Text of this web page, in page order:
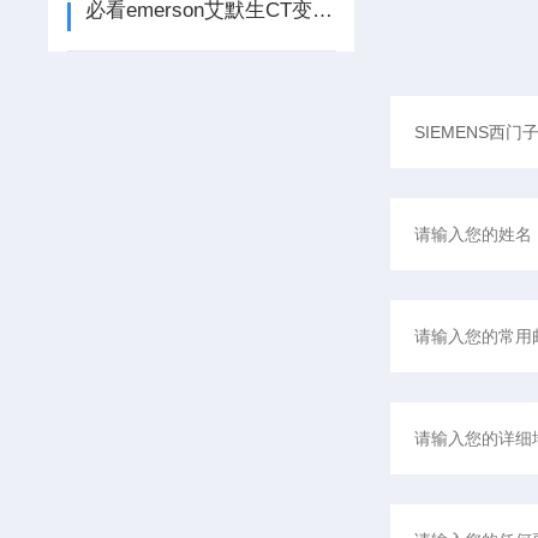
必看emerson艾默生CT变频器过载维修步骤